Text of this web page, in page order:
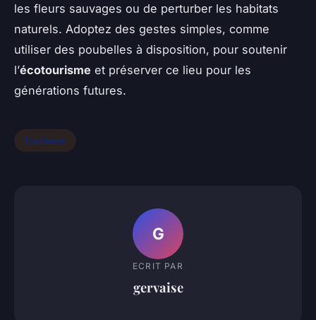
les fleurs sauvages ou de perturber les habitats
naturels. Adoptez des gestes simples, comme
utiliser des poubelles à disposition, pour soutenir
l’écotourisme et préserver ce lieu pour les
générations futures.
Tourisme
G
ECRIT PAR
gervaise